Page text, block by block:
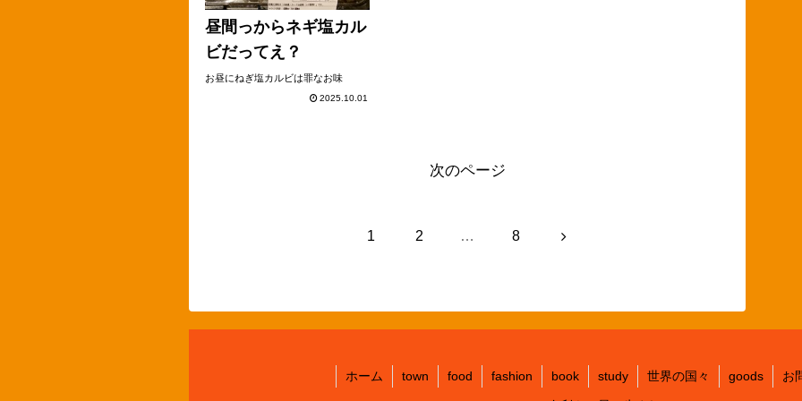
昼間っからネギ塩カル
ビだってえ？
お昼にねぎ塩カルビは罪なお味
2025.10.01
次のページ
1 2 … 8 次
ホーム town food fashion book study 世界の国々 goods お